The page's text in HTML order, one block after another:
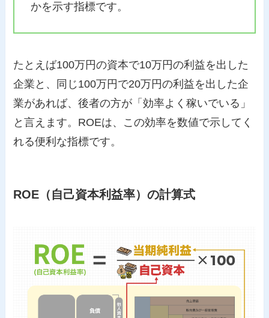
かを示す指標です。
たとえば100万円の資本で10万円の利益を出した
企業と、同じ100万円で20万円の利益を出した企
業があれば、後者の方が「効率よく稼いでいる」
と言えます。ROEは、この効率を数値で示してく
れる便利な指標です。
ROE（自己資本利益率）の計算式